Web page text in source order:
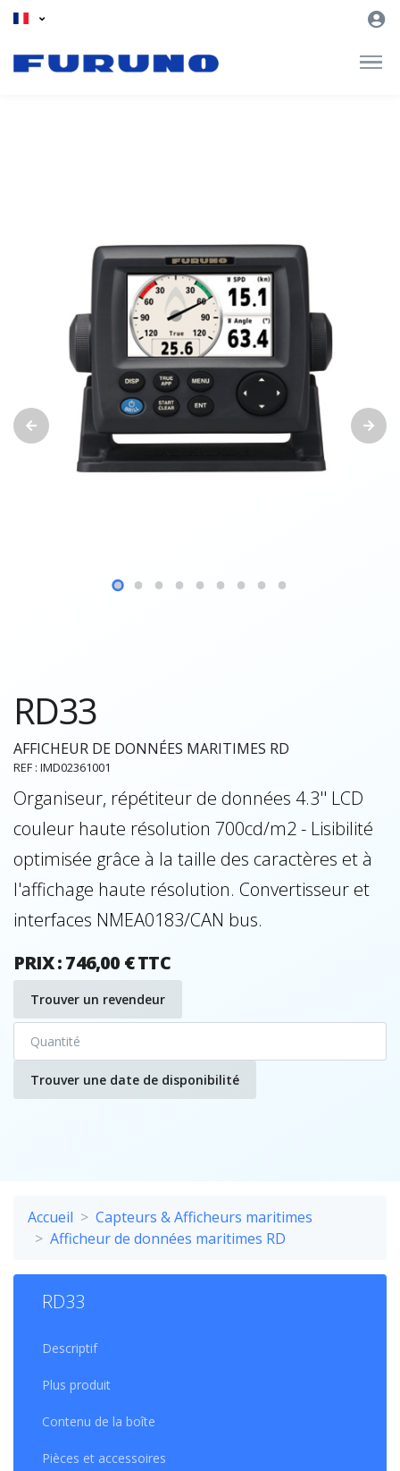
RD33
AFFICHEUR DE DONNÉES MARITIMES RD
REF : IMD02361001
Organiseur, répétiteur de données 4.3'' LCD
couleur haute résolution 700cd/m2 - Lisibilité
optimisée grâce à la taille des caractères et à
l'affichage haute résolution. Convertisseur et
interfaces NMEA0183/CAN bus.
PRIX : 746,00 € TTC
Trouver un revendeur
Trouver une date de disponibilité
Accueil
Capteurs & Afficheurs maritimes
Afficheur de données maritimes RD
RD33
Descriptif
Plus produit
Contenu de la boîte
Pièces et accessoires